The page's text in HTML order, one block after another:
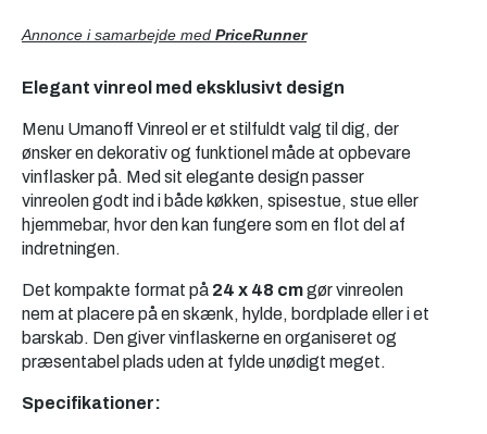
Annonce i samarbejde med PriceRunner
Elegant vinreol med eksklusivt design
Menu Umanoff Vinreol er et stilfuldt valg til dig, der
ønsker en dekorativ og funktionel måde at opbevare
vinflasker på. Med sit elegante design passer
vinreolen godt ind i både køkken, spisestue, stue eller
hjemmebar, hvor den kan fungere som en flot del af
indretningen.
Det kompakte format på 24 x 48 cmgør vinreolen
nem at placere på en skænk, hylde, bordplade eller i et
barskab. Den giver vinflaskerne en organiseret og
præsentabel plads uden at fylde unødigt meget.
Specifikationer: